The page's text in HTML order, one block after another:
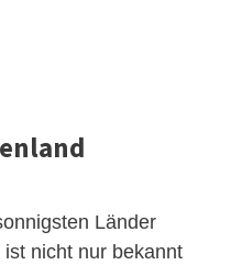
Länder
nicht nur bekannt